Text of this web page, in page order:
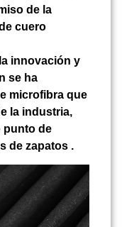
de la
cuero
innovación y
se ha
microfibra que
la industria,
punto de
de zapatos .